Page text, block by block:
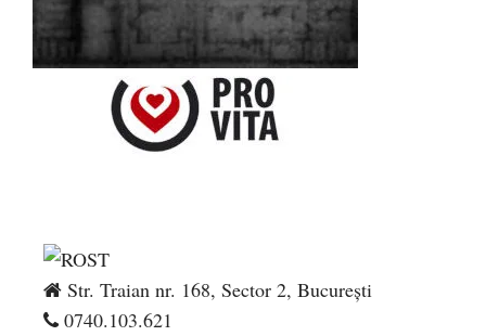
Str. Traian nr. 168, Sector 2, București
0740.103.621